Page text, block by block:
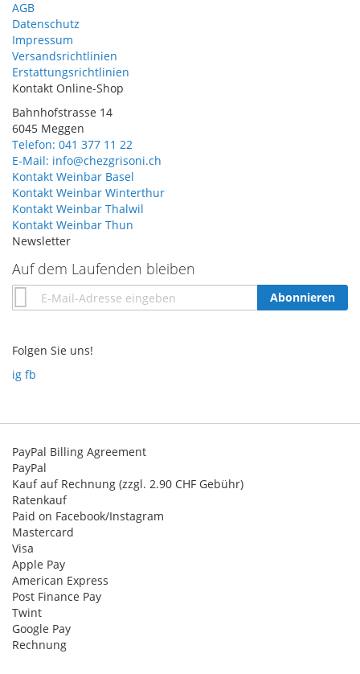
AGB
Datenschutz
Impressum
Versandsrichtlinien
Erstattungsrichtlinien
Kontakt Online-Shop
Bahnhofstrasse 14
6045 Meggen
Telefon: 041 377 11 22
E-Mail: info@chezgrisoni.ch
Kontakt Weinbar Basel
Kontakt Weinbar Winterthur
Kontakt Weinbar Thalwil
Kontakt Weinbar Thun
Newsletter
Auf dem Laufenden bleiben
Annmeldung
zum
Abonnieren
Folgen Sie uns!
ig fb
PayPal Billing Agreement
PayPal
Kauf auf Rechnung (zzgl. 2.90 CHF Gebühr)
Ratenkauf
Paid on Facebook/Instagram
Mastercard
Visa
Apple Pay
American Express
Post Finance Pay
Twint
Google Pay
Rechnung